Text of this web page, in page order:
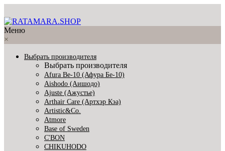
Меню
×
Выбрать производителя
Выбрать производителя
Afura Be-10 (Афура Бе-10)
Aishodo (Аишодо)
Ajuste (Ажустье)
Arthair Care (Артхэр Кэа)
Artistic&Co.
Atmore
Base of Sweden
C'BON
CHIKUHODO